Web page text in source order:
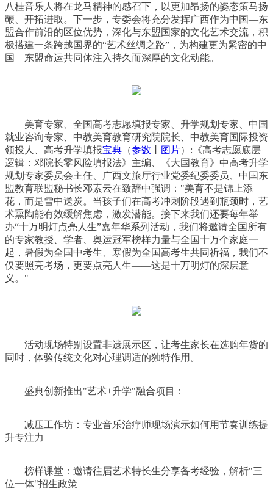
八桂音乐人将在龙马精神的感召下，以更加昂扬的姿态策马扬
鞭、开拓进取。下一步，专委会将充分发挥广西作为中国—东
盟合作前沿的区位优势，深化与东盟国家的文化艺术交流，积
极搭建一条跨越国界的“艺术丝绸之路”，为构建更为紧密的中
国—东盟命运共同体注入持久而深厚的文化动能。
美育专家、全国高考志愿填报专家、升学规划专家、中国
就业咨询专家、中教美育教育研究院院长、中教美育国际投资
领投人、高考升学填报宝典 （参数 图片）:《高考志愿底层
逻辑：邓院长零风险填报法》主编、《大国教育》中高考升学
规划专家委员会主任、广西文旅厅行业党委纪委委员、中国东
盟教育联盟秘书长邓素云在致辞中强调："美育不是锦上添
花，而是雪中送炭。当孩子们在高考冲刺阶段遇到瓶颈时，艺
术熏陶能有效缓解焦虑，激发潜能。接下来我们还要每年举
办“十万明灯点亮人生”嘉年华系列活动，我们将邀请全国所有
的专家教授、学者、奥运冠军榜样力量与全国十万个家庭一
起，暑假为全国中考生、寒假为全国高考生共同祈福，我们不
仅要照亮考场，更要点亮人生——这是十万明灯的深层意
义。"
活动现场特别设置非遗展示区，让考生家长在选购年货的
同时，体验传统文化对心理调适的独特作用。
盛典创新推出"艺术+升学"融合项目：
减压工作坊：专业音乐治疗师现场演示如何用节奏训练提
升专注力
榜样课堂：邀请往届艺术特长生分享备考经验，解析"三
位一体"招生政策